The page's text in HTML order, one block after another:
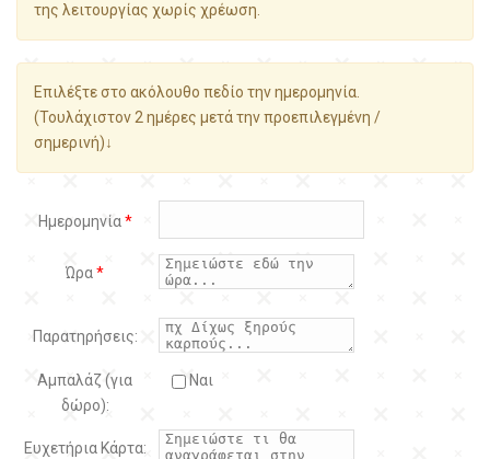
της λειτουργίας χωρίς χρέωση.
Επιλέξτε στο ακόλουθο πεδίο την ημερομηνία.
(Τουλάχιστον 2 ημέρες μετά την προεπιλεγμένη /
σημερινή)↓
Ημερομηνία*
Ώρα*
Παρατηρήσεις:
Αμπαλάζ (για
δώρο):
Ναι
Ευχετήρια Κάρτα: